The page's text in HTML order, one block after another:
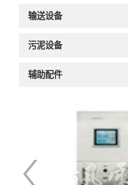
输送设备
污泥设备
辅助配件